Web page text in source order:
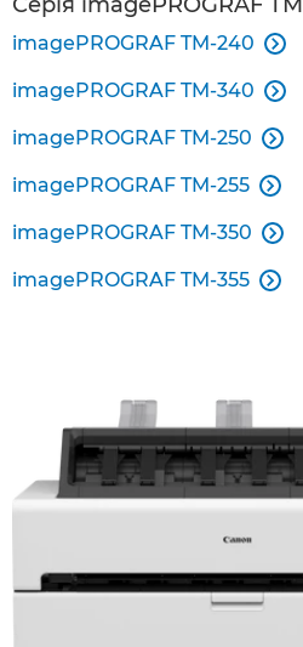
imagePROGRAF TM-240 
imagePROGRAF TM-340 
imagePROGRAF TM-250 
imagePROGRAF TM-255 
imagePROGRAF TM-350 
imagePROGRAF TM-355 